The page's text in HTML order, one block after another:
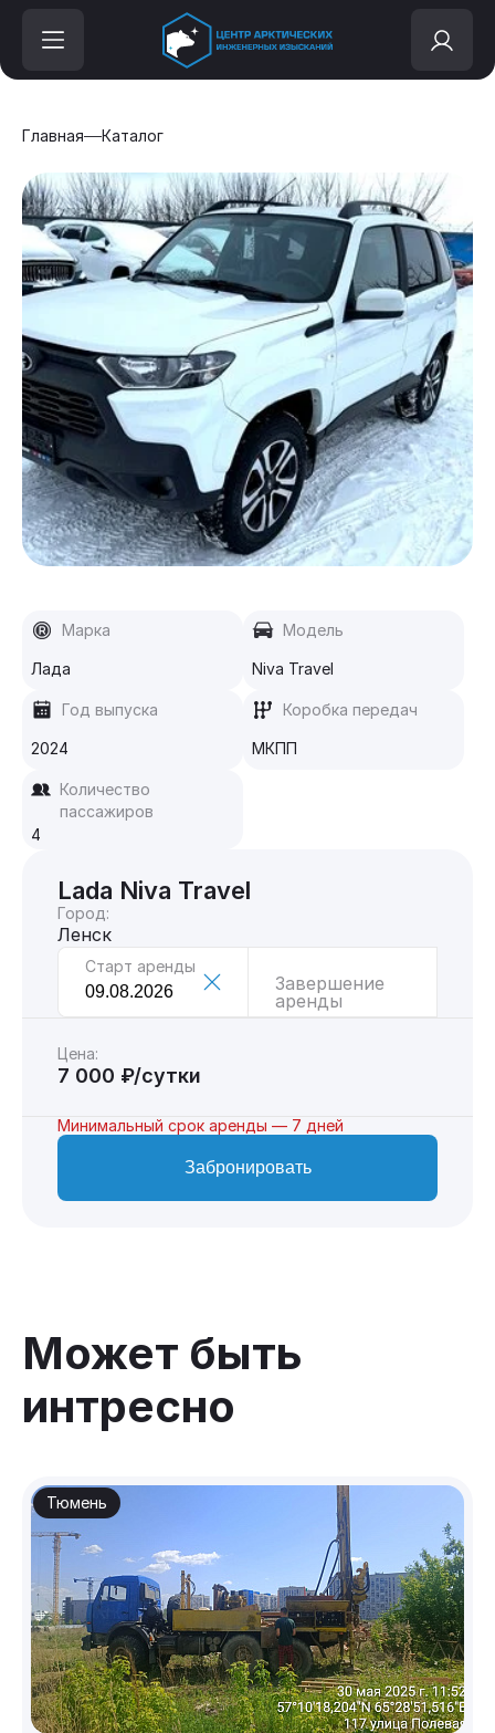
Главная Каталог
Марка
Лада
Модель
Niva Travel
Год выпуска
2024
Коробка передач
МКПП
Количество
пассажиров
4
Lada Niva Travel
Город:
Ленск
Старт аренды
Завершение
аренды
Цена:
7 000 ₽/сутки
Минимальный срок аренды — 7 дней
Забронировать
Может быть
интресно
Тюмень